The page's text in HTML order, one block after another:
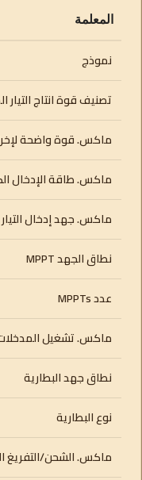
المعلمة
نموذج
تصنيف قوة انتاج التيار
ماكس. قوة واضحة لإخراج
ماكس. طاقة الإدخال
ماكس. جهد إدخال
نطاق الجهد MPPT
عدد MPPTs
ماكس. تشغيل المدخلات
نطاق جهد البطارية
نوع البطارية
ماكس. الشحن/التفريغ